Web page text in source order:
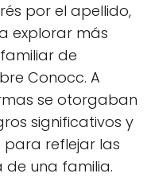
por el apellido,
explorar más
de
Conocc. A
se otorgaban
significativos y
reflejar las
una familia.